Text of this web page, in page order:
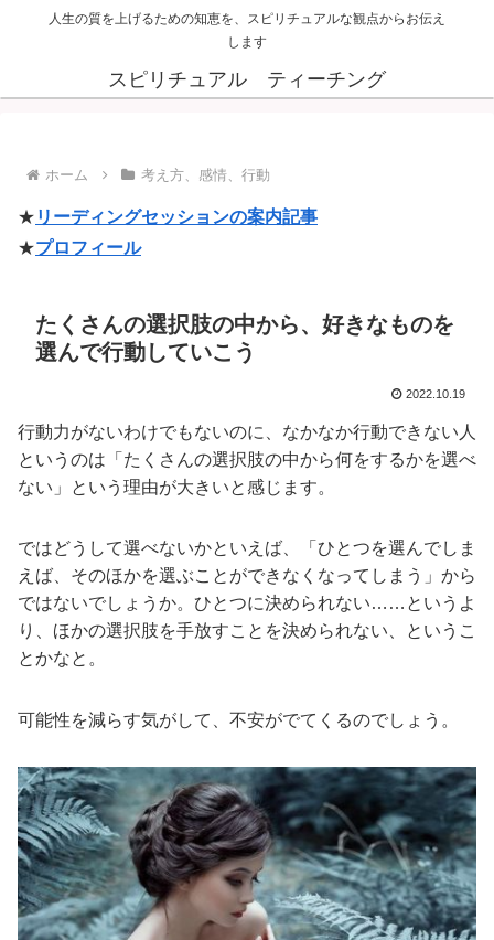
人生の質を上げるための知恵を、スピリチュアルな観点からお伝え
します
スピリチュアル ティーチング
ホーム 考え方、感情、行動
★ リーディングセッションの案内記事
★プロフィール
たくさんの選択肢の中から、好きなものを
選んで行動していこう
2022.10.19
行動力がないわけでもないのに、なかなか行動できない人
というのは「たくさんの選択肢の中から何をするかを選べ
ない」という理由が大きいと感じます。
ではどうして選べないかといえば、「ひとつを選んでしま
えば、そのほかを選ぶことができなくなってしまう」から
ではないでしょうか。ひとつに決められない……というよ
り、ほかの選択肢を手放すことを決められない、というこ
とかなと。
可能性を減らす気がして、不安がでてくるのでしょう。